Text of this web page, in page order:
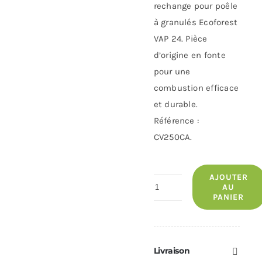
rechange pour poêle
à granulés Ecoforest
VAP 24. Pièce
d’origine en fonte
pour une
combustion efficace
et durable.
Référence :
CV250CA.
quantité
VAP
AJOUTER
AU
PANIER
Livraison